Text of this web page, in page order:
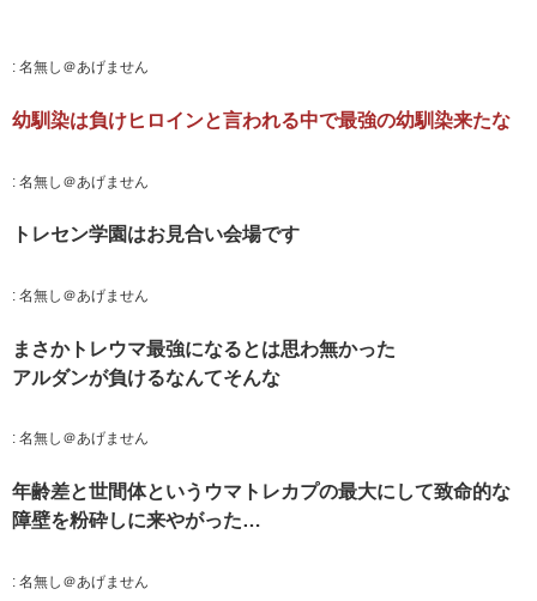
: 名無し＠あげません
幼馴染は負けヒロインと言われる中で最強の幼馴染来たな
: 名無し＠あげません
トレセン学園はお見合い会場です
: 名無し＠あげません
まさかトレウマ最強になるとは思わ無かった
アルダンが負けるなんてそんな
: 名無し＠あげません
年齢差と世間体というウマトレカプの最大にして致命的な
障壁を粉砕しに来やがった…
: 名無し＠あげません